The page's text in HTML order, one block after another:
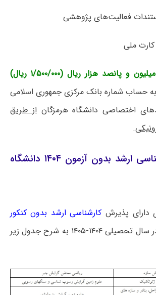
فعالیت‌های پژوهشی
ملی
و پانصد هزار ریال (۱/۵۰۰/۰۰۰ ریال)
حساب شماره بانک مرکزی جمهوری اسلامی
اختصاصی دانشگاه هرمزگاناز طریق
.
رشته های کارشناسی ارشد بدون آزمون ۱۴۰۴ دانشگاه
دارای پذیرش کارشناسی ارشد بدون کنکور
دانشگاه هرمزگان در سال تحصیلی ۱۴۰۴-۱۴۰۵ به شرح جدول زیر